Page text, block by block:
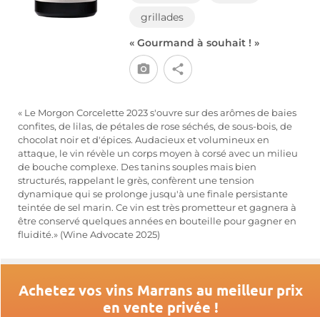
grillades
« Gourmand à souhait ! »
« Le Morgon Corcelette 2023 s'ouvre sur des arômes de baies
confites, de lilas, de pétales de rose séchés, de sous-bois, de
chocolat noir et d'épices. Audacieux et volumineux en
attaque, le vin révèle un corps moyen à corsé avec un milieu
de bouche complexe. Des tanins souples mais bien
structurés, rappelant le grès, confèrent une tension
dynamique qui se prolonge jusqu'à une finale persistante
teintée de sel marin. Ce vin est très prometteur et gagnera à
être conservé quelques années en bouteille pour gagner en
fluidité.» (Wine Advocate 2025)
Achetez vos vins Marrans au meilleur prix
en vente privée !